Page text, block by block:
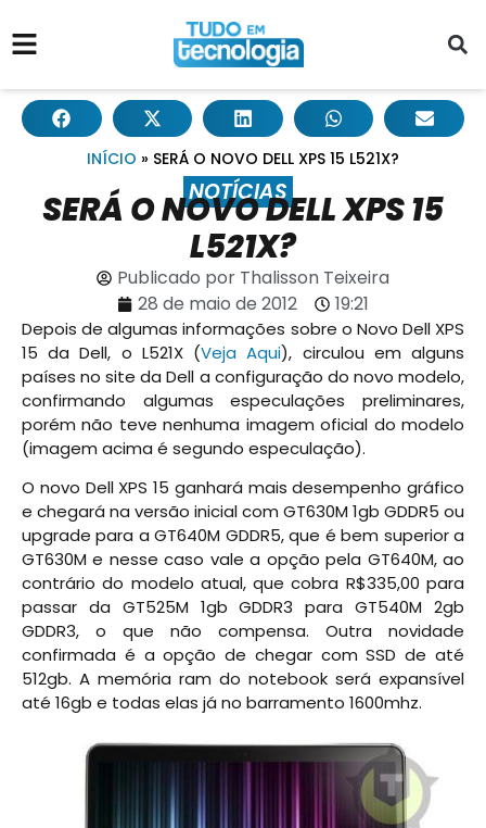
INÍCIO » SERÁ O NOVO DELL XPS 15 L521X?
NOTÍCIAS
SERÁ O NOVO DELL XPS 15
L521X?
Publicado por Thalisson Teixeira
28 de maio de 2012
19:21
Depois de algumas informações sobre o Novo Dell XPS
15 da Dell, o L521X (Veja Aqui), circulou em alguns
países no site da Dell a configuração do novo modelo,
confirmando algumas especulações preliminares,
porém não teve nenhuma imagem oficial do modelo
(imagem acima é segundo especulação).
O novo Dell XPS 15 ganhará mais desempenho gráfico
e chegará na versão inicial com GT630M 1gb GDDR5 ou
upgrade para a GT640M GDDR5, que é bem superior a
GT630M e nesse caso vale a opção pela GT640M, ao
contrário do modelo atual, que cobra R$335,00 para
passar da GT525M 1gb GDDR3 para GT540M 2gb
GDDR3, o que não compensa. Outra novidade
confirmada é a opção de chegar com SSD de até
512gb. A memória ram do notebook será expansível
até 16gb e todas elas já no barramento 1600mhz.